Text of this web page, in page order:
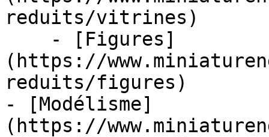
reduits/vitrines)
(https://
reduits/figures)
- [Modélisme]
(https://